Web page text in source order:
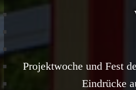
Projektwoche und Fest
Eindrücke